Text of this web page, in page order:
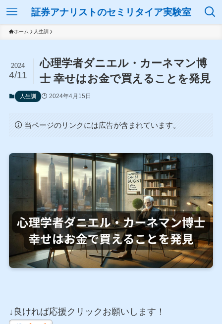
証券アナリストのセミリタイア実験室
ホーム 人生訓
心理学者ダニエル・カーネマン博
士 幸せはお金で買えることを発見
2024
4/11
人生訓 2024年4月15日
当ページのリンクには広告が含まれています。
↓良ければ応援クリックお願いします！